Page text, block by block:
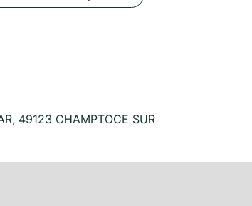
49123 CHAMPTOCE SUR